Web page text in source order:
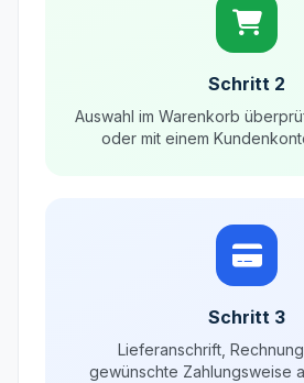
Schritt 2
Auswahl im Warenkorb
oder mit einem
Schritt 3
Lieferanschrift,
gewünschte Zahlungsweise